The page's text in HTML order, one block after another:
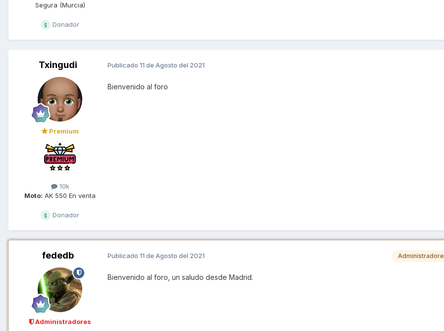
Segura (Murcia)
Donador
Txingudi
Premium
10k
Moto: AK 550 En venta
Donador
Publicado 11 de Agosto del 2021
Bienvenido al foro
fededb
Administradores
Publicado 11 de Agosto del 2021
Bienvenido al foro, un saludo desde Madrid.